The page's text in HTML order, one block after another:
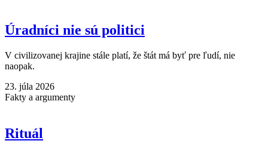
Úradníci nie sú politici
V civilizovanej krajine stále platí, že štát má byť pre ľudí, nie
naopak.
23. júla 2026
Fakty a argumenty
Rituál